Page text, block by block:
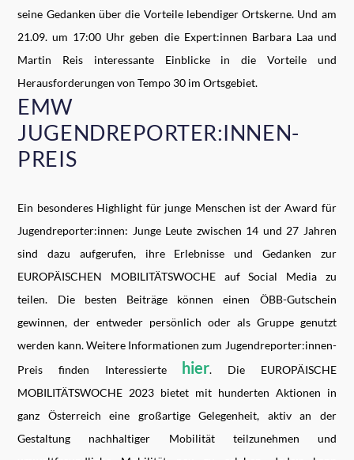
seine Gedanken über die Vorteile lebendiger Ortskerne. Und am
21.09. um 17:00 Uhr geben die Expert:innen Barbara Laa und
Martin Reis interessante Einblicke in die Vorteile und
Herausforderungen von Tempo 30 im Ortsgebiet.
EMW
JUGENDREPORTER:INNEN-
PREIS
Ein besonderes Highlight für junge Menschen ist der Award für
Jugendreporter:innen: Junge Leute zwischen 14 und 27 Jahren
sind dazu aufgerufen, ihre Erlebnisse und Gedanken zur
EUROPÄISCHEN MOBILITÄTSWOCHE auf Social Media zu
teilen. Die besten Beiträge können einen ÖBB-Gutschein
gewinnen, der entweder persönlich oder als Gruppe genutzt
werden kann. Weitere Informationen zum Jugendreporter:innen-
Preis finden Interessierte hier. Die EUROPÄISCHE
MOBILITÄTSWOCHE 2023 bietet mit hunderten Aktionen in
ganz Österreich eine großartige Gelegenheit, aktiv an der
Gestaltung nachhaltiger Mobilität teilzunehmen und